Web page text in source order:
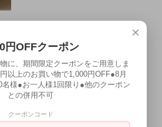
輸入代理店の検査基準を満たしたものです。
ン
×
円OFFクーポン
に、期間限定クーポンをご用意しま
以上のお買い物で1,000円OFF●8月
名様●お一人様1回限り●他のクーポン
との併用不可
クーポンコード